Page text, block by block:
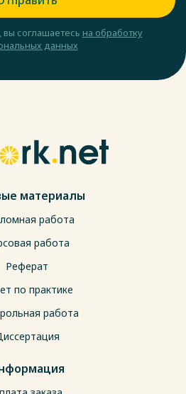
соглашаетесь на обработку
данных
материалы
работа
работа
Реферат
по практике
работа